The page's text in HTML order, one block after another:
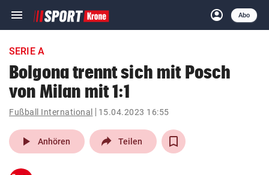
menu Navigation
ein-/ausklappen
account_circle
Anmelden
Abo
close Schließen
account_circle Anmelden
pin_drop
Wien arrow_right
SERIE A
Bolgona trennt sich mit Posch
von Milan mit 1:1
Fußball International 15.04.2023 16:55
play_arrow Anhören Teilen